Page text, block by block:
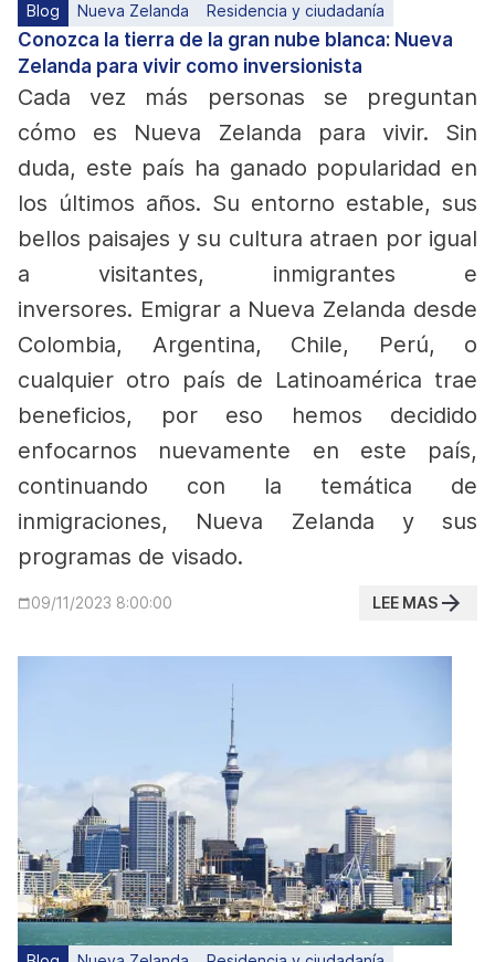
Blog Nueva Zelanda Residencia y ciudadanía
Conozca la tierra de la gran nube blanca: Nueva
Zelanda para vivir como inversionista
Cada vez más personas se preguntan
cómo es Nueva Zelanda para vivir. Sin
duda, este país ha ganado popularidad en
los últimos años. Su entorno estable, sus
bellos paisajes y su cultura atraen por igual
a visitantes, inmigrantes e
inversores. Emigrar a Nueva Zelanda desde
Colombia, Argentina, Chile, Perú, o
cualquier otro país de Latinoamérica trae
beneficios, por eso hemos decidido
enfocarnos nuevamente en este país,
continuando con la temática de
inmigraciones, Nueva Zelanda y sus
programas de visado.
09/11/2023 8:00:00 LEE MAS